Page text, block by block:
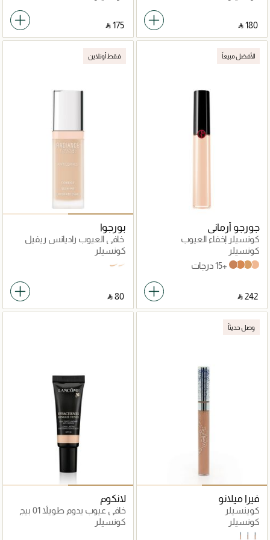
‎ ⃁ ⁦180⁩ ‎
‎ ⃁ ⁦175⁩ ‎
الأفضل مبيعاً
جورجو أرماني
كونسيلر إخفاء العيوب
كونسيلر
1,5N Neutral
4.5
06
5.25+15 درجات
‎ ⃁ ⁦242⁩ ‎
فقط أونلاين
بورجوا
خافي العيوب راديانس ريفيل
كونسيلر
ivory
Beige
‎ ⃁ ⁦80⁩ ‎
وصل حديثاً
فيرا ميلانو
كوينسيلر
كونسيلر
Natural
Cool
Special
لانكوم
خافي عيوب يدوم طويلاً 01 بيج
باستيل
كونسيلر